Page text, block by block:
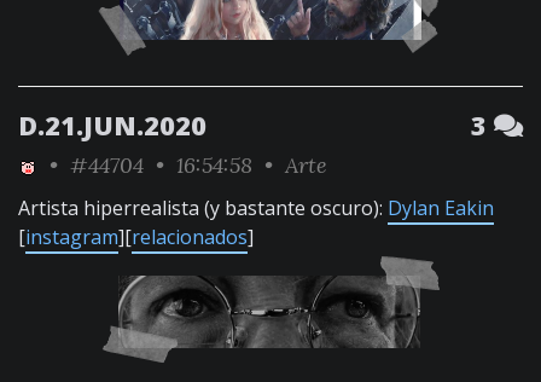
D.21.JUN.2020 3
• #44704 • 16:54:58 • Arte
Artista hiperrealista (y bastante oscuro): Dylan Eakin
[instagram][relacionados]